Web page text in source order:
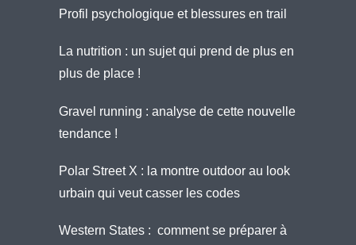
Profil psychologique et blessures en trail
La nutrition : un sujet qui prend de plus en
plus de place !
Gravel running : analyse de cette nouvelle
tendance !
Polar Street X : la montre outdoor au look
urbain qui veut casser les codes
Western States : comment se préparer à